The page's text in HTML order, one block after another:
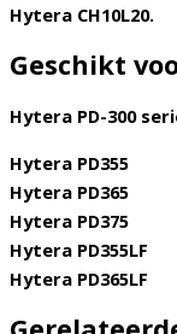
Hytera CH10L20.
Geschikt
Hytera PD-300
Hytera PD355
Hytera PD365
Hytera PD375
Hytera PD355LF
Hytera PD365LF